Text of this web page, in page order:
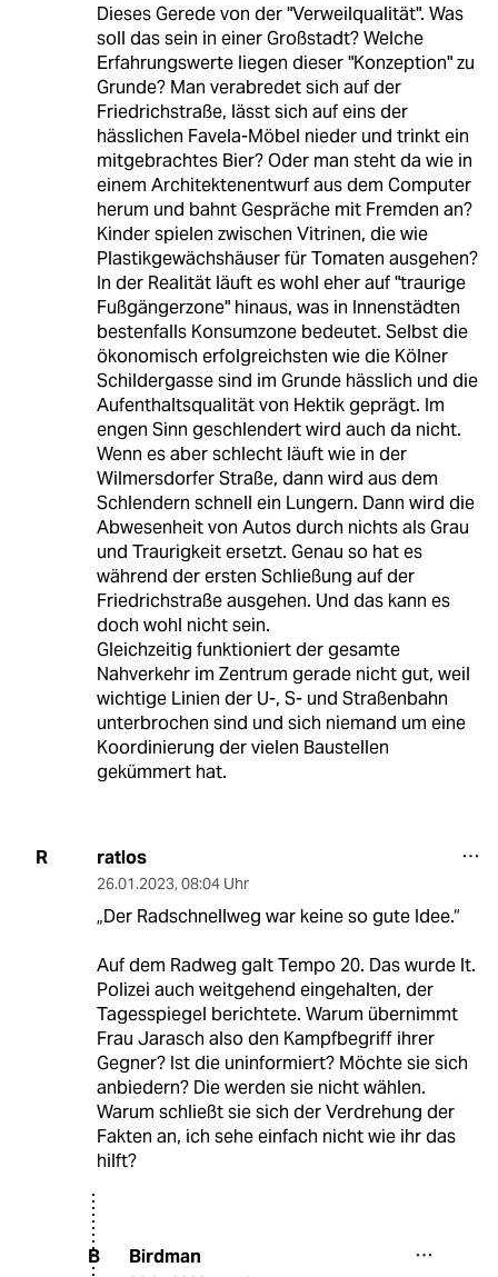
Dieses Gerede von der "Verweilqualität". Was
soll das sein in einer Großstadt? Welche
Erfahrungswerte liegen dieser "Konzeption" zu
Grunde? Man verabredet sich auf der
Friedrichstraße, lässt sich auf eins der
hässlichen Favela-Möbel nieder und trinkt ein
mitgebrachtes Bier? Oder man steht da wie in
einem Architektenentwurf aus dem Computer
herum und bahnt Gespräche mit Fremden an?
Kinder spielen zwischen Vitrinen, die wie
Plastikgewächshäuser für Tomaten ausgehen?
In der Realität läuft es wohl eher auf "traurige
Fußgängerzone" hinaus, was in Innenstädten
bestenfalls Konsumzone bedeutet. Selbst die
ökonomisch erfolgreichsten wie die Kölner
Schildergasse sind im Grunde hässlich und die
Aufenthaltsqualität von Hektik geprägt. Im
engen Sinn geschlendert wird auch da nicht.
Wenn es aber schlecht läuft wie in der
Wilmersdorfer Straße, dann wird aus dem
Schlendern schnell ein Lungern. Dann wird die
Abwesenheit von Autos durch nichts als Grau
und Traurigkeit ersetzt. Genau so hat es
während der ersten Schließung auf der
Friedrichstraße ausgehen. Und das kann es
doch wohl nicht sein.
Gleichzeitig funktioniert der gesamte
Nahverkehr im Zentrum gerade nicht gut, weil
wichtige Linien der U-, S- und Straßenbahn
unterbrochen sind und sich niemand um eine
Koordinierung der vielen Baustellen
gekümmert hat.
R ratlos
26.01.2023, 08:04 Uhr
„Der Radschnellweg war keine so gute Idee.“
Auf dem Radweg galt Tempo 20. Das wurde lt.
Polizei auch weitgehend eingehalten, der
Tagesspiegel berichtete. Warum übernimmt
Frau Jarasch also den Kampfbegriff ihrer
Gegner? Ist die uninformiert? Möchte sie sich
anbiedern? Die werden sie nicht wählen.
Warum schließt sie sich der Verdrehung der
Fakten an, ich sehe einfach nicht wie ihr das
hilft?
B Birdman